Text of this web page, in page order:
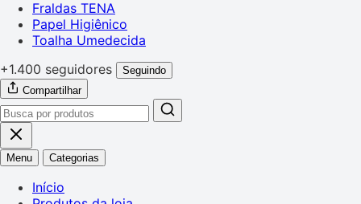
Fraldas TENA
Papel Higiênico
Toalha Umedecida
+1.400 seguidores
Seguindo
Compartilhar
Menu Categorias
Início